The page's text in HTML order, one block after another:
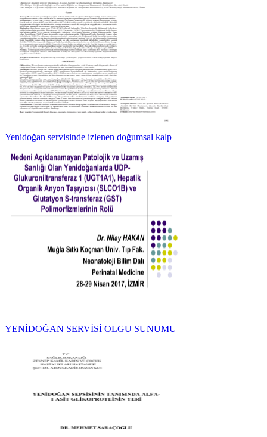
Yenidoğan servisinde izlenen doğumsal kalp
YENİDOĞAN SERVİSİ OLGU SUNUMU